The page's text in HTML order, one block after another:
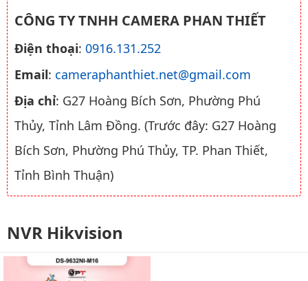
CÔNG TY TNHH CAMERA PHAN THIẾT
Điện thoại: 0916.131.252
Email: cameraphanthiet.net@gmail.com
Địa chỉ: G27 Hoàng Bích Sơn, Phường Phú
Thủy, Tỉnh Lâm Đồng. (Trước đây: G27 Hoàng
Bích Sơn, Phường Phú Thủy, TP. Phan Thiết,
Tỉnh Bình Thuận)
NVR Hikvision